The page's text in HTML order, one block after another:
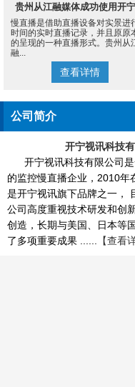
贵州从江融媒体成功使用开
直播设备案例
慢直播是借助直播设备对实景进
时间的实时直播记录，并且原原
的呈现的一种直播形式。贵州从
融...
查看详情
公司简介
开宁视讯科技
开宁视讯科技有限公司
的监控慢直播企业，2010年
是开宁视讯旗下品牌之一，
公司高度重视技术研发和创
创造，长期与美国、日本等
了多项重要成果 ......
【查看